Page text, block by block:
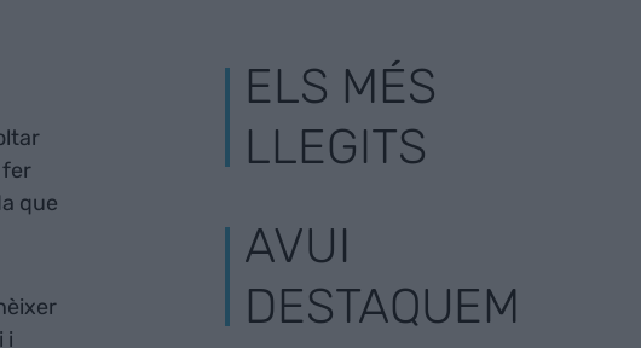
fer
que
i
ELS MÉS
LLEGITS
AVUI
DESTAQUEM